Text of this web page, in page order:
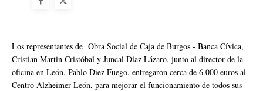
Los representantes de Obra Social de Caja de Burgos - Banca Cívica,
Cristian Martin Cristóbal y Juncal Díaz Lázaro, junto al director de la
oficina en León, Pablo Diez Fuego, entregaron cerca de 6.000 euros al
Centro Alzheimer León, para mejorar el funcionamiento de todos sus